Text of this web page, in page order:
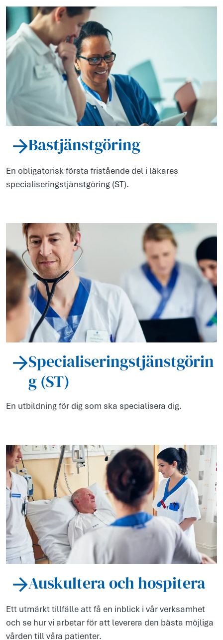
Bastjänstgöring
En obligatorisk första fristående del i läkares
specialiseringstjänstgöring (ST).
Specialiseringstjänstgörin
g (ST)
En utbildning för dig som ska specialisera dig.
Auskultera och hospitera
Ett utm­ärkt tillf­älle att få en inbl­ick i vår verks­amhet
och se hur vi arb­etar för att leverera den bästa möjl­iga
vård­en till våra patient­er.